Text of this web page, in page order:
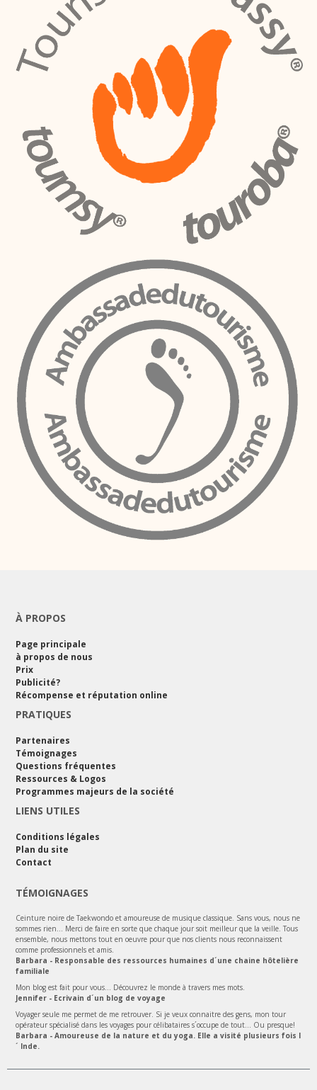
À PROPOS
Page principale
à propos de nous
Prix
Publicité?
Récompense et réputation online
PRATIQUES
Partenaires
Témoignages
Questions fréquentes
Ressources & Logos
Programmes majeurs de la société
LIENS UTILES
Conditions légales
Plan du site
Contact
TÉMOIGNAGES
Ceinture noire de Taekwondo et amoureuse de musique classique. Sans vous, nous ne
sommes rien... Merci de faire en sorte que chaque jour soit meilleur que la veille. Tous
ensemble, nous mettons tout en oeuvre pour que nos clients nous reconnaissent
comme professionnels et amis.
Barbara - Responsable des ressources humaines d´une chaine hôtelière
familiale
Mon blog est fait pour vous... Découvrez le monde à travers mes mots.
Jennifer - Ecrivain d´un blog de voyage
Voyager seule me permet de me retrouver. Si je veux connaitre des gens, mon tour
opérateur spécialisé dans les voyages pour célibataires s´occupe de tout... Ou presque!
Barbara - Amoureuse de la nature et du yoga. Elle a visité plusieurs fois l
´ Inde.